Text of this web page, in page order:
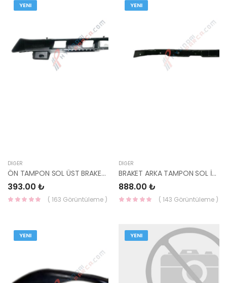
YENI
DIĞER
ÖN TAMPON SOL ÜST BRAKETİ IONİQ 86555-G2000 HMC
393.00 ₺
( 163 Görüntüleme )
YENI
DIĞER
BRAKET ARKA TAMPON SOL İ30 STATİON 07-12 86613-2L300 HMC
888.00 ₺
( 143 Görüntüleme )
YENI YENI